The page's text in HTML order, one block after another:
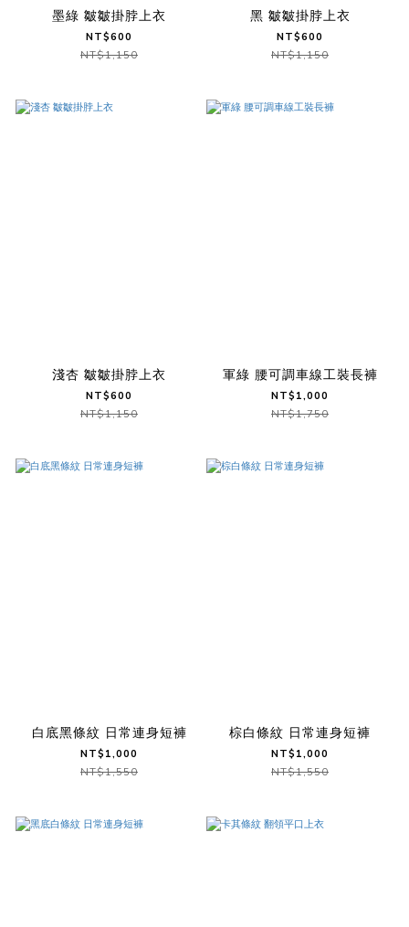
墨綠 皺皺掛脖上衣
NT$600
NT$1,150
黑 皺皺掛脖上衣
NT$600
NT$1,150
淺杏 皺皺掛脖上衣
NT$600
NT$1,150
軍綠 腰可調車線工裝長褲
NT$1,000
NT$1,750
白底黑條紋 日常連身短褲
NT$1,000
NT$1,550
棕白條紋 日常連身短褲
NT$1,000
NT$1,550